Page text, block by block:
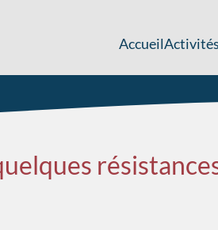
AccueilActivités